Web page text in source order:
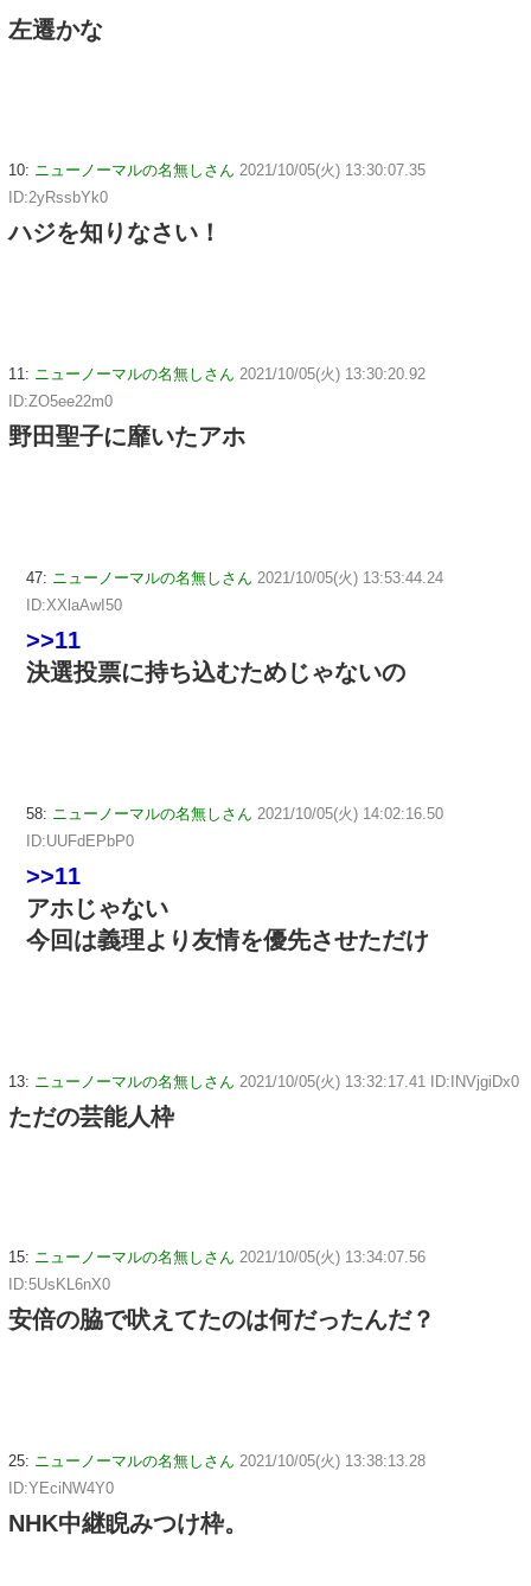
左遷かな
10: ニューノーマルの名無しさん 2021/10/05(火) 13:30:07.35
ID:2yRssbYk0
ハジを知りなさい！
11: ニューノーマルの名無しさん 2021/10/05(火) 13:30:20.92
ID:ZO5ee22m0
野田聖子に靡いたアホ
47: ニューノーマルの名無しさん 2021/10/05(火) 13:53:44.24
ID:XXlaAwI50
>>11
決選投票に持ち込むためじゃないの
58: ニューノーマルの名無しさん 2021/10/05(火) 14:02:16.50
ID:UUFdEPbP0
>>11
アホじゃない
今回は義理より友情を優先させただけ
13: ニューノーマルの名無しさん 2021/10/05(火) 13:32:17.41 ID:INVjgiDx0
ただの芸能人枠
15: ニューノーマルの名無しさん 2021/10/05(火) 13:34:07.56
ID:5UsKL6nX0
安倍の脇で吠えてたのは何だったんだ？
25: ニューノーマルの名無しさん 2021/10/05(火) 13:38:13.28
ID:YEciNW4Y0
NHK中継睨みつけ枠。